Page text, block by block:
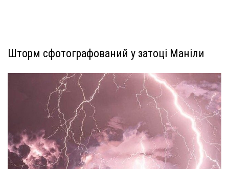
Шторм сфотографований у затоці Маніли